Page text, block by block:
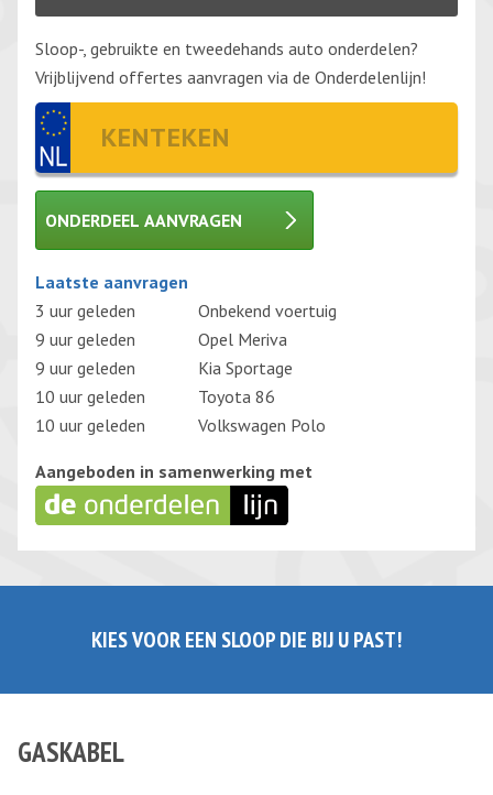
Sloop-, gebruikte en tweedehands auto onderdelen?
Vrijblijvend offertes aanvragen via de Onderdelenlijn!
ONDERDEEL AANVRAGEN
Gelieve dit veld leeg te laten.
Laatste aanvragen
3 uur geleden
Onbekend voertuig
9 uur geleden
Opel Meriva
9 uur geleden
Kia Sportage
10 uur geleden
Toyota 86
10 uur geleden
Volkswagen Polo
Aangeboden in samenwerking met
KIES VOOR EEN SLOOP DIE BIJ U PAST!
GASKABEL